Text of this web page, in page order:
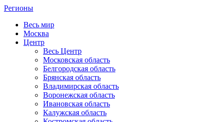
Регионы
Весь мир
Москва
Центр
Весь Центр
Московская область
Белгородская область
Брянская область
Владимирская область
Воронежская область
Ивановская область
Калужская область